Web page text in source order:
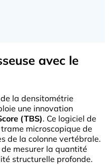
avec le
la densitométrie
une innovation
(TBS). Ce logiciel de
microscopique de
de la colonne vertébrale.
mesurer la quantité
structurelle profonde.